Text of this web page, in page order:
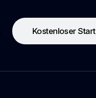
Kostenloser Start